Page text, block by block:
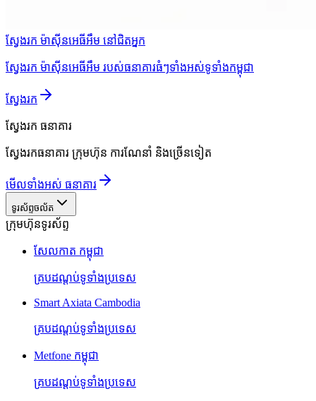
ស្វែងរក ម៉ាស៊ីនអេធីអឹម នៅជិតអ្នក
ស្វែងរក ម៉ាស៊ីនអេធីអឹម របស់ធនាគារធំៗទាំងអស់ទូទាំងកម្ពុជា
ស្វែងរក
ស្វែងរក ធនាគារ
ស្វែងរកធនាគារ ក្រុមហ៊ុន ការណែនាំ និងច្រើនទៀត
មើលទាំងអស់ ធនាគារ
ទូរស័ព្ទចល័ត
ក្រុមហ៊ុនទូរស័ព្ទ
សែលកាត កម្ពុជា
គ្របដណ្តប់ទូទាំងប្រទេស
Smart Axiata Cambodia
គ្របដណ្តប់ទូទាំងប្រទេស
Metfone កម្ពុជា
គ្របដណ្តប់ទូទាំងប្រទេស